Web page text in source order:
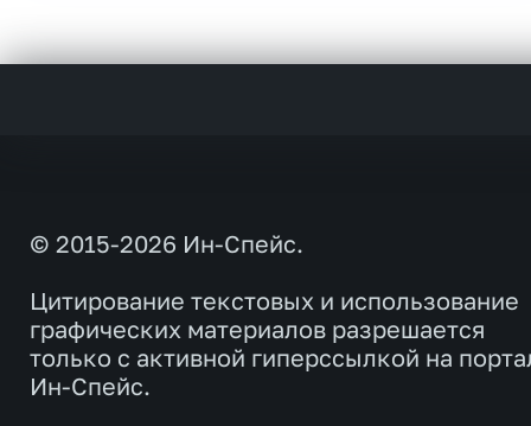
© 2015-2026 Ин-Спейс.
Цитирование текстовых и использование
графических материалов разрешается
только с активной гиперссылкой на
Ин-Спейс.